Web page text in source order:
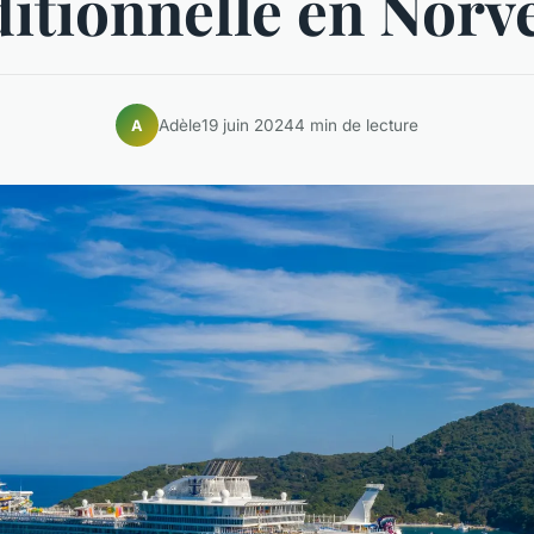
A Adèle19 juin 20244 min de lecture